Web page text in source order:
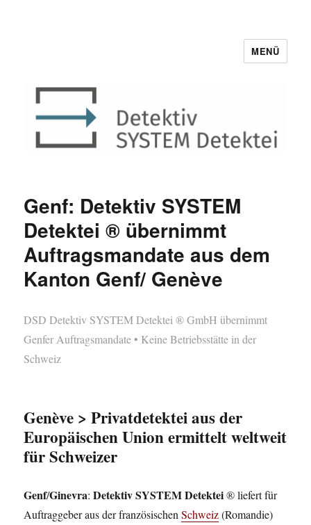
MENÜ
Genf: Detektiv SYSTEM
Detektei ® übernimmt
Auftragsmandate aus dem
Kanton Genf/ Genève
DSD Detektiv SYSTEM Detektei ® GmbH übernimmt
Genfer Auftragsmandate • Keine Betriebsstätte in der
Schweiz
Genève > Privatdetektei aus der
Europäischen Union ermittelt weltweit
für Schweizer
Genf/Ginevra:Detektiv SYSTEM Detektei® liefert für
Auftraggeber aus der französischenSchweiz(Romandie)